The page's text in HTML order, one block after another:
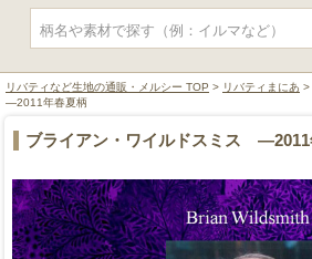
リバティなど生地の通販・メルシー TOP > リバティまにあ >
―2011年春夏柄
ブライアン・ワイルドスミス ―2011